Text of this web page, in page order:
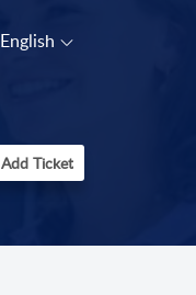
English
Add Ticket